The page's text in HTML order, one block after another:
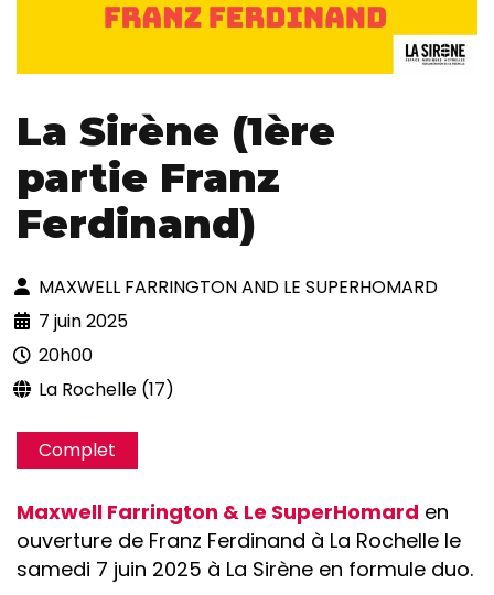
La Sirène (1ère
partie Franz
Ferdinand)
MAXWELL FARRINGTON AND LE SUPERHOMARD
7 juin 2025
20h00
La Rochelle (17)
Complet
Maxwell Farrington & Le SuperHomard en
ouverture de Franz Ferdinand à La Rochelle le
samedi 7 juin 2025 à La Sirène en formule duo.